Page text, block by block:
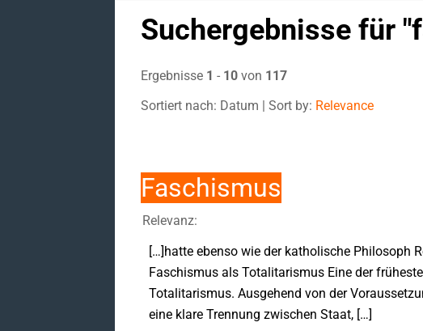
Suchergebnisse für "
Ergebnisse 1 - 10 von 117
Sortiert nach: Datum | Sort by: Relevance
Faschismus
Relevanz:
[…]hatte ebenso wie der katholische Philosoph
Faschismus als Totalitarismus Eine der
Totalitarismus. Ausgehend von der
eine klare Trennung zwischen Staat, […]